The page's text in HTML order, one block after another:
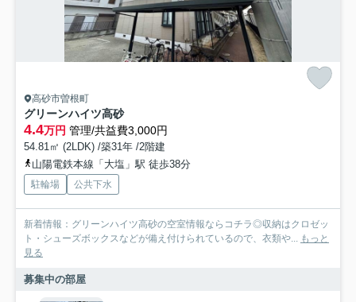
高砂市曽根町
グリーンハイツ高砂
4.4万円 管理/共益費3,000円
54.81㎡ (2LDK) /築31年 /2階建
山陽電鉄本線「大塩」駅 徒歩38分
駐輪場 公共下水
新着情報：グリーンハイツ高砂の空室情報ならコチラ◎収納はクロゼッ
ト・シューズボックスなどが備え付けられているので、衣類や... もっと
見る
募集中の部屋